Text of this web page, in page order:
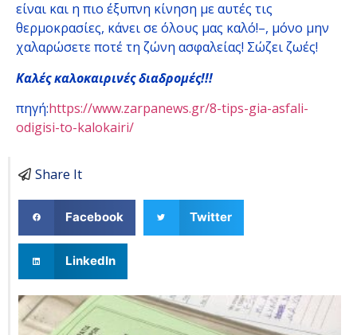
είναι και η πιο έξυπνη κίνηση με αυτές τις
θερμοκρασίες, κάνει σε όλους μας καλό!–, μόνο μην
χαλαρώσετε ποτέ τη ζώνη ασφαλείας! Σώζει ζωές!
Καλές καλοκαιρινές διαδρομές!!!
πηγή:https://www.zarpanews.gr/8-tips-gia-asfali-
odigisi-to-kalokairi/
Share It
Facebook Twitter
LinkedIn